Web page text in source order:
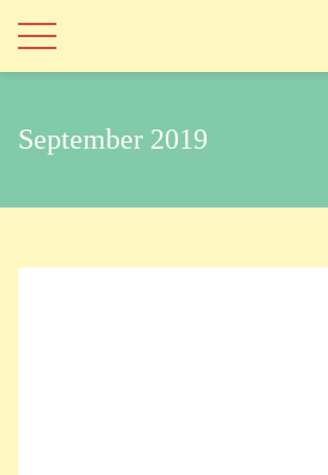
September 2019